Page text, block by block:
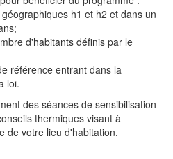
h1 et h2 et dans un
d'habitants définis par le
référence entrant dans la
loi.
des séances de sensibilisation
thermiques visant à
de votre lieu d'habitation.